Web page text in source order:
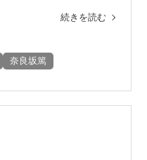
続きを読む
奈良坂篤